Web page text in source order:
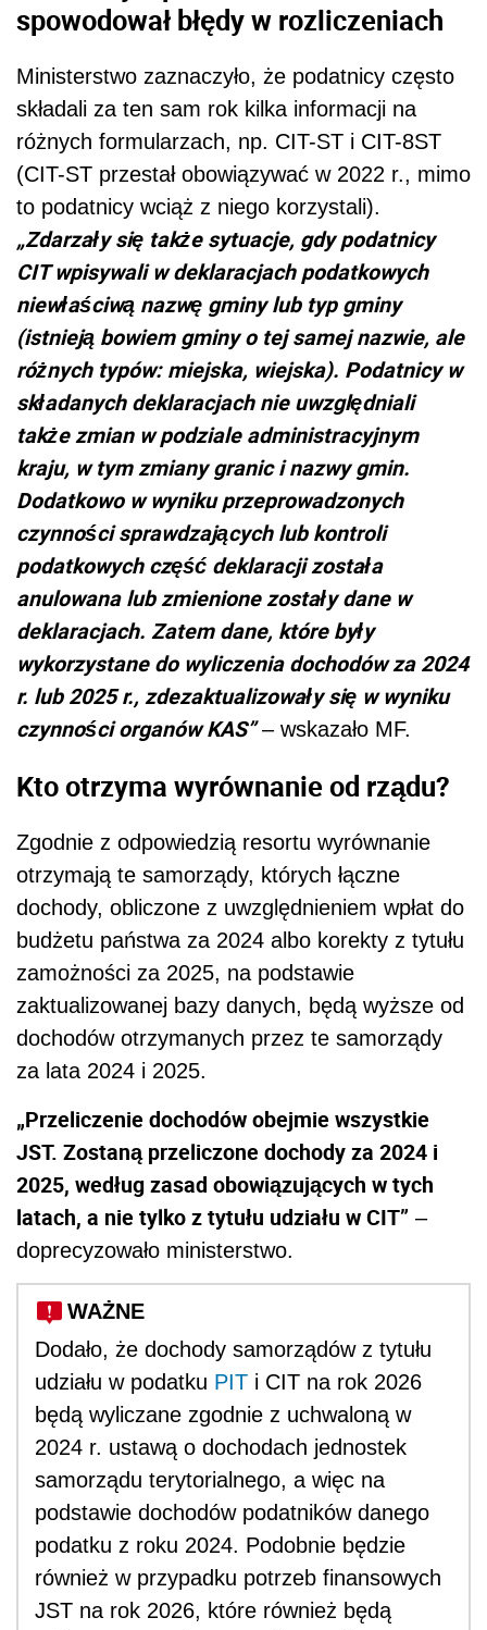
spowodował błędy w rozliczeniach
Ministerstwo zaznaczyło, że podatnicy często
składali za ten sam rok kilka informacji na
różnych formularzach, np. CIT-ST i CIT-8ST
(CIT-ST przestał obowiązywać w 2022 r., mimo
to podatnicy wciąż z niego korzystali).
„Zdarzały się także sytuacje, gdy podatnicy
CIT wpisywali w deklaracjach podatkowych
niewłaściwą nazwę gminy lub typ gminy
(istnieją bowiem gminy o tej samej nazwie, ale
różnych typów: miejska, wiejska). Podatnicy w
składanych deklaracjach nie uwzględniali
także zmian w podziale administracyjnym
kraju, w tym zmiany granic i nazwy gmin.
Dodatkowo w wyniku przeprowadzonych
czynności sprawdzających lub kontroli
podatkowych część deklaracji została
anulowana lub zmienione zostały dane w
deklaracjach. Zatem dane, które były
wykorzystane do wyliczenia dochodów za 2024
r. lub 2025 r., zdezaktualizowały się w wyniku
czynności organów KAS”– wskazało MF.
Kto otrzyma wyrównanie od rządu?
Zgodnie z odpowiedzią resortu wyrównanie
otrzymają te samorządy, których łączne
dochody, obliczone z uwzględnieniem wpłat do
budżetu państwa za 2024 albo korekty z tytułu
zamożności za 2025, na podstawie
zaktualizowanej bazy danych, będą wyższe od
dochodów otrzymanych przez te samorządy
za lata 2024 i 2025.
„Przeliczenie dochodów obejmie wszystkie
JST. Zostaną przeliczone dochody za 2024 i
2025, według zasad obowiązujących w tych
latach, a nie tylko z tytułu udziału w CIT” –
doprecyzowało ministerstwo.
WAŻNE
Dodało, że dochody samorządów z tytułu
udziału w podatku PIT i CIT na rok 2026
będą wyliczane zgodnie z uchwaloną w
2024 r. ustawą o dochodach jednostek
samorządu terytorialnego, a więc na
podstawie dochodów podatników danego
podatku z roku 2024. Podobnie będzie
również w przypadku potrzeb finansowych
JST na rok 2026, które również będą